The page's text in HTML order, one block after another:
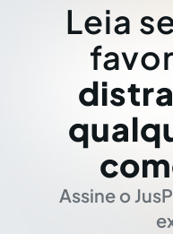
Leia
Assine o